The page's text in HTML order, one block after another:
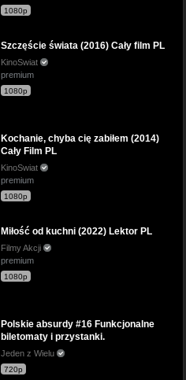
1080p
Szczęście świata (2016) Cały film PL
KinoSwiat
premium
1080p
Kochanie, chyba cię zabiłem (2014)
Cały Film PL
KinoSwiat
premium
1080p
Miłość od kuchni (2022) Lektor PL
Filmy Akcji
premium
1080p
Polskie absurdy #16 Funkcjonalne
biletomaty i przystanki.
Jeden z Wielu
720p